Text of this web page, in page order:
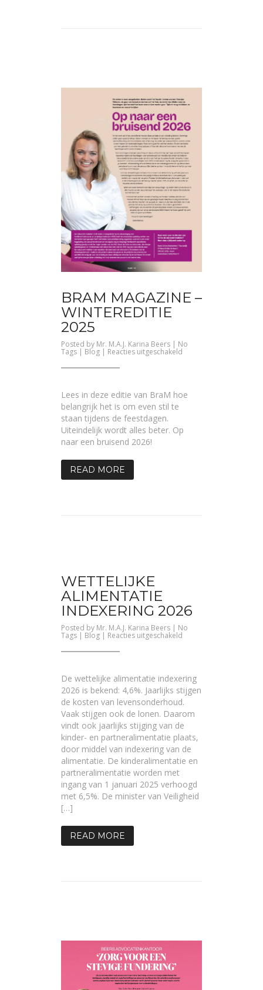
BRAM MAGAZINE –
WINTEREDITIE
2025
Posted by Mr. M.A.J. Karina Beers | No
Tags | Blog | Reacties uitgeschakeld
Lees in deze editie van BraM hoe
belangrijk het is om even stil te
staan tijdens de feestdagen.
Uiteindelijk wordt alles beter. Op
naar een bruisend 2026!
READ MORE
WETTELIJKE
ALIMENTATIE
INDEXERING 2026
Posted by Mr. M.A.J. Karina Beers | No
Tags | Blog | Reacties uitgeschakeld
De wettelijke alimentatie indexering
2026 is bekend: 4,6%. Jaarlijks stijgen
de kosten van levensonderhoud.
Vaak stijgen ook de lonen. Daarom
vindt ook jaarlijks stijging van de
kinder- en partneralimentatie plaats,
door middel van indexering van de
alimentatie. De kinderalimentatie en
partneralimentatie worden met
ingang van 1 januari 2025 verhoogd
met 6,5%. De minister van Veiligheid
[…]
READ MORE